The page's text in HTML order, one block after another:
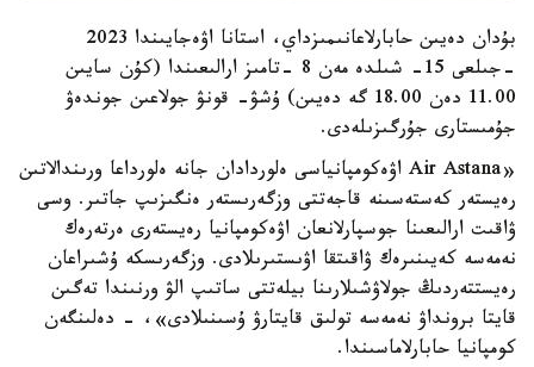
بۇدان دەيىن حابارلاعانىمىزداي، استانا اۋەجايىندا 2023
-جىلعى 15- شىلدە مەن 8 -تامىز ارالىعىندا (كۇن سايىن
11.00 دەن 18.00 گە دەيىن) ۇشۋ- قونۋ جولاعىن جوندەۋ
جۇمىستارى جۇرگىزىلەدى.
«Air Astana اۋەكومپانياسى ەلوردادان جانە ەلورداعا ورىندالاتىن
رەيستەر كەستەسىنە قاجەتتى وزگەرىستەر ەنگىزىپ جاتىر. وسى
ۋاقىت ارالىعىنا جوسپارلانعان اۋەكومپانيا رەيستەرى ەرتەرەك
نەمەسە كەيىنىرەك ۋاقىتقا اۋىستىرىلادى. وزگەرىسكە ۇشىراعان
رەيستتەردىڭ جولاۋشىلارىنا بيلەتتى ساتىپ الۋ ورنىندا تەگىن
قايتا برونداۋ نەمەسە تولىق قايتارۋ ۇسىنىلادى»، - دەلىنگەن
كومپانيا حابارلاماسىندا.